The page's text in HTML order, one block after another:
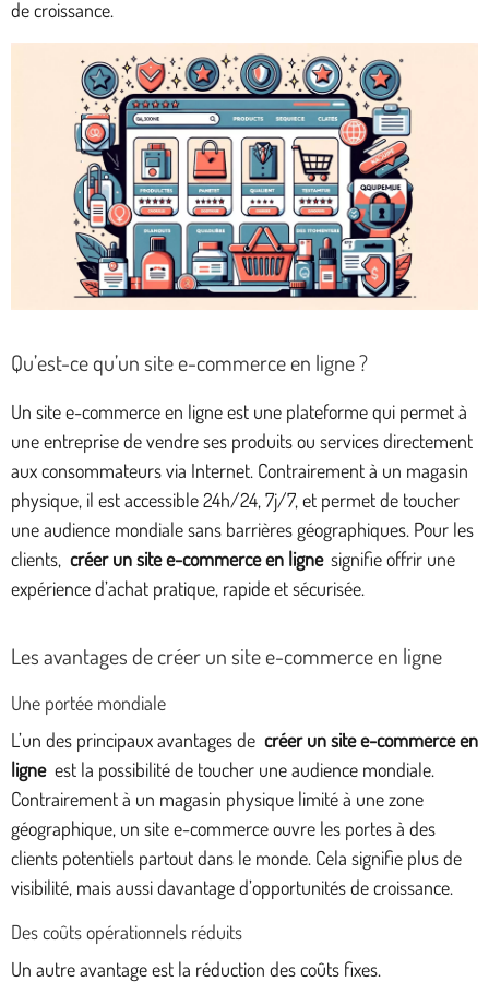
de croissance.
Qu’est-ce qu’un site e-commerce en ligne ?
Un site e-commerce en ligne est une plateforme qui permet à
une entreprise de vendre ses produits ou services directement
aux consommateurs via Internet. Contrairement à un magasin
physique, il est accessible 24h/24, 7j/7, et permet de toucher
une audience mondiale sans barrières géographiques. Pour les
clients, créer un site e-commerce en ligne signifie offrir une
expérience d’achat pratique, rapide et sécurisée.
Les avantages de créer un site e-commerce en ligne
Une portée mondiale
L’un des principaux avantages de créer un site e-commerce en
ligne est la possibilité de toucher une audience mondiale.
Contrairement à un magasin physique limité à une zone
géographique, un site e-commerce ouvre les portes à des
clients potentiels partout dans le monde. Cela signifie plus de
visibilité, mais aussi davantage d’opportunités de croissance.
Des coûts opérationnels réduits
Un autre avantage est la réduction des coûts fixes.